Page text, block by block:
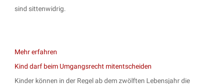
sind sittenwidrig.
Mehr erfahren
Kind darf beim Umgangsrecht mitentscheiden
Kinder können in der Regel ab dem zwölften Lebensjahr die